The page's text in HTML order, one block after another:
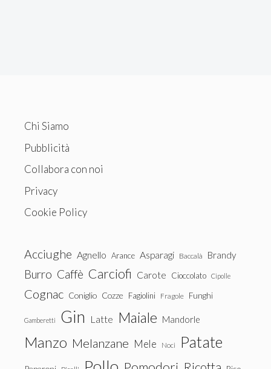
Chi Siamo
Pubblicità
Collabora con noi
Privacy
Cookie Policy
Acciughe Agnello Arance Asparagi Baccalà Brandy
Burro Caffè Carciofi Carote Cioccolato Cipolle
Cognac Coniglio Cozze Fagiolini Fragole Funghi
Gamberetti Gin Latte Maiale Mandorle
Manzo Melanzane Mele Noci Patate